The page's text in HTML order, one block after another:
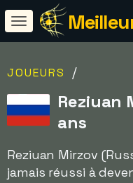
JOUEURS /
Reziuan
ans
Reziuan Mirzov
jamais réussi à